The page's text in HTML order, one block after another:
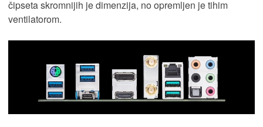
čipseta skromnijih je dimenzija, no opremljen je tihim
ventilatorom.